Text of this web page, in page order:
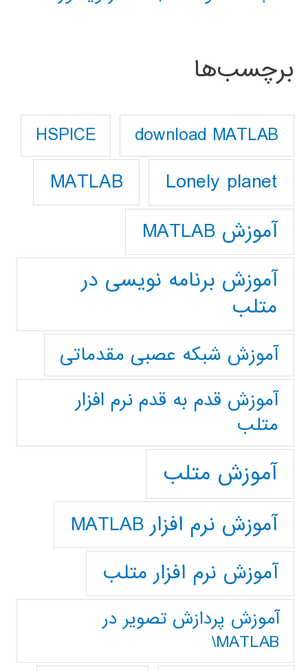
برچسب‌ها
download MATLAB
HSPICE
Lonely planet
MATLAB
آموزش MATLAB
آموزش برنامه نویسی در
متلب
آموزش شبکه عصبی مقدماتی
آموزش قدم به قدم نرم افزار
متلب
آموزش متلب
آموزش نرم افزار MATLAB
آموزش نرم افزار متلب
آموزش پردازش تصوير در
MATLAB\